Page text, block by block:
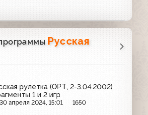
Русская
рулетка (ОРТ, 2-3.04.2002)
1 и 2 игр
30 апреля 2024, 15:01 1650